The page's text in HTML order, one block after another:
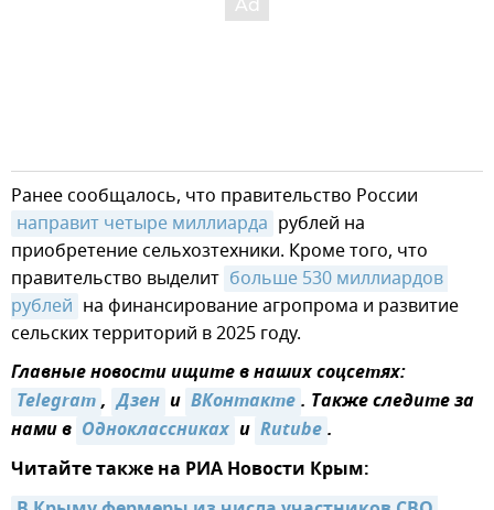
Ранее сообщалось, что правительство России
направит четыре миллиарда рублей на
приобретение сельхозтехники. Кроме того, что
правительство выделит больше 530 миллиардов
рублей на финансирование агропрома и развитие
сельских территорий в 2025 году.
Главные новости ищите в наших соцсетях:
Telegram, Дзен и ВКонтакте. Также следите за
нами в Одноклассниках и Rutube.
Читайте также на РИА Новости Крым: